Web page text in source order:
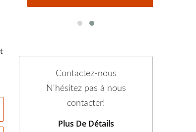
Contactez-nous
N'hésitez pas à nous
contacter!
Plus De Détails